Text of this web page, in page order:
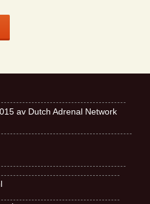
av Dutch Adrenal Network